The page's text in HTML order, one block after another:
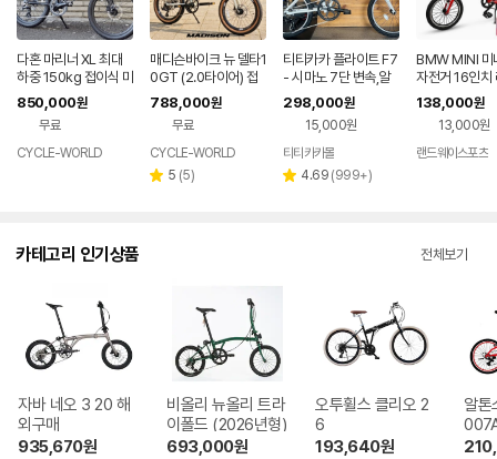
다혼 마리너 XL 최대
하중 150kg 접이식 미
니벨로 22인치 부산
자전거
850,000원
무료
CYCLE-WORLD
매디슨바이크 뉴 델타1
0GT (2.0타이어) 접
이식 폴딩 미니벨로 부
산 자전거
788,000원
무료
CYCLE-WORLD
별 5 리
(5)
티티카카 플라이트 F7
- 시마노 7단 변속,알
루미늄 접이식 미니벨
로 자전거,시마노 8단
지원, F7 무광 화이트
반조립
298,000원
15,000원
페이
티티카카몰
별 4.69 리
(999+)
BMW MINI 미
자전거 16인치
상 미니밸로 자
138,000원
13,000원
랜드웨이스포츠
카테고리 인기상품 전체보기
자바 네오 3 20 해
외구매
935,670원
비올리 뉴올리 트라
이폴드 (2026년형)
693,000원
오투휠스 클리오 2
6
193,640원
알톤